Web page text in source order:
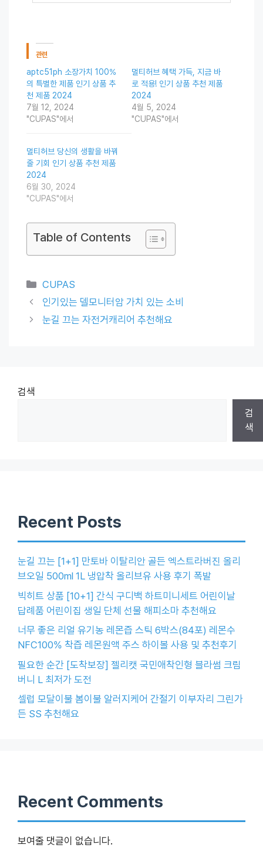
관련
aptc51ph 소장가치 100%
의 특별한 제품 인기 상품 추
천 제품 2024
7월 12, 2024
"CUPAS"에서
멀티허브 혜택 가득, 지금 바
로 적용! 인기 상품 추천 제품
2024
4월 5, 2024
"CUPAS"에서
멀티허브 당신의 생활을 바꿔
줄 기회 인기 상품 추천 제품
2024
6월 30, 2024
"CUPAS"에서
Table of Contents
Categories
CUPAS
인기있는 델모니터암 가치 있는 소비
눈길 끄는 자전거캐리어 추천해요
검색
검
색
Recent Posts
눈길 끄는 [1+1] 만토바 이탈리안 골든 엑스트라버진 올리
브오일 500ml 1L 냉압착 올리브유 사용 후기 폭발
빅히트 상품 [10+1] 간식 구디백 하트미니세트 어린이날
답례품 어린이집 생일 단체 선물 해피소마 추천해요
너무 좋은 리얼 유기농 레몬즙 스틱 6박스(84포) 레몬수
NFC100% 착즙 레몬원액 주스 하이볼 사용 및 추천후기
필요한 순간 [도착보장] 젤리캣 국민애착인형 블라썸 크림
버니 L 최저가 도전
셀럽 모달이불 봄이불 알러지케어 간절기 이부자리 그린가
든 SS 추천해요
Recent Comments
보여줄 댓글이 없습니다.